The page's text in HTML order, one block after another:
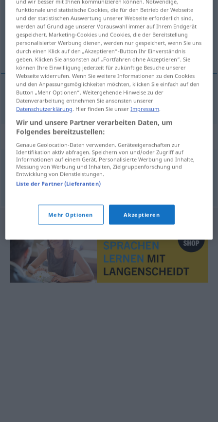
Übersicht aller Übersetzungen
(Für mehr Details die Übersetzung anklicken/antippen)
sich beziehen
sichbeziehen(auf AKK) vonatkozik-re
Synonyme für "vonatkozik"
érint,ér,fog,hat,illet,tartozik
funktionale und statistische Cookies, die für den Betrieb der Webseite
und der statistischen Auswertung unserer Webseite erforderlich sind,
werden auf Grundlage unserer Vorauswahl immer auf Ihrem Endgerät
gespeichert. Marketing-Cookies und Cookies, die der Bereitstellung
personalisierter Werbung dienen, werden nur gespeichert, wenn Sie uns
durch einen Klick auf den „Akzeptieren“-Button Ihr Einverständnis
geben. Klicken Sie ansonsten auf „Fortfahren ohne Akzeptieren“. Sie
können Ihre Einwilligung jederzeit für zukünftige Besuche unserer
Webseite widerrufen. Wenn Sie weitere Informationen zu den Cookies
und den Anpassungsmöglichkeiten möchten, klicken Sie einfach auf den
Button „Mehr Optionen“. Weitergehende Hinweise zu der
Datenverarbeitung entnehmen Sie ansonsten unserer
Datenschutzerklärung . Hier finden Sie unserImpressum
Wir und unsere Partner verarbeiten Daten, um
Folgendes bereitzustellen:
Genaue Geolocation-Daten verwenden. Geräteeigenschaften zur
Identifikation aktiv abfragen. Speichern von und/oder Zugriff auf
Informationen auf einem Gerät. Personalisierte Werbung und Inhalte,
Messung von Werbung und Inhalten, Zielgruppenforschung und
Entwicklung von Dienstleistungen.
Liste der Partner (Lieferanten)
Mehr Optionen Akzeptieren